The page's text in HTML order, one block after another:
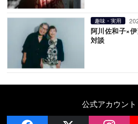
趣味・実用
阿川佐和子×
対談
公式アカウント